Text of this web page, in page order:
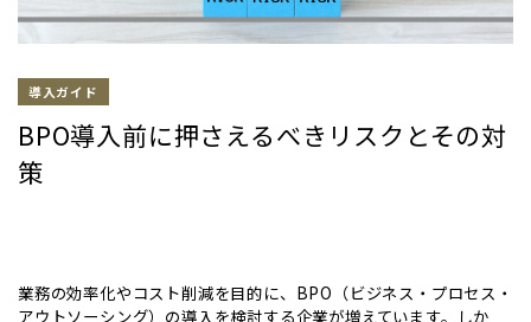
導入ガイド
BPO導入前に押さえるべきリスクとその対
策
業務の効率化やコスト削減を目的に、BPO（ビジネス・プロセス・
アウトソーシング）の導入を検討する企業が増えています。しか